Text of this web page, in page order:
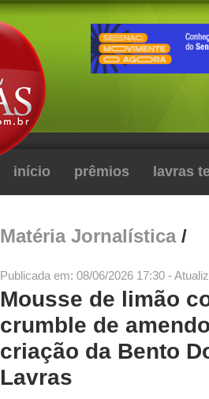
início prêmios lavras
Matéria Jornalística/
Publicada em: 08/06/2026 17:30 -
Mousse de limão
crumble de
criação da Bento
Lavras